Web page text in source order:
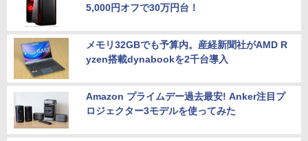
5,000円オフで30万円台！
メモリ32GBでも予算内。産経新聞社がAMD R
yzen搭載dynabookを2千台導入
Amazon プライムデー過去最安! Anker注目プ
ロジェクター3モデルを使ってみた